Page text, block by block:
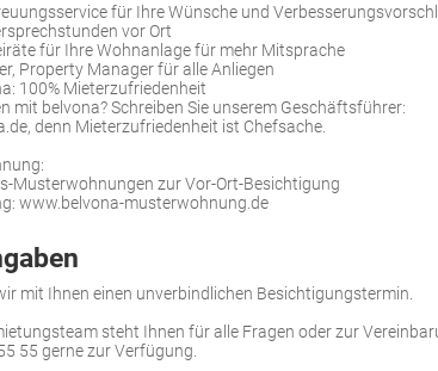
für Ihre Wünsche und
vor Ort
für Ihre Wohnanlage für mehr Mitsprache
Property Manager für alle Anliegen
100% Mieterzufriedenheit
mit belvona? Schreiben Sie unserem Geschäftsführer:
denn Mieterzufriedenheit ist Chefsache.
Musterwohnungen zur Vor-Ort-Besichtigung
www.belvona-musterwohnung.de
mit Ihnen einen unverbindlichen Besichtigungstermin.
steht Ihnen für alle Fragen oder zur
55 gerne zur Verfügung.